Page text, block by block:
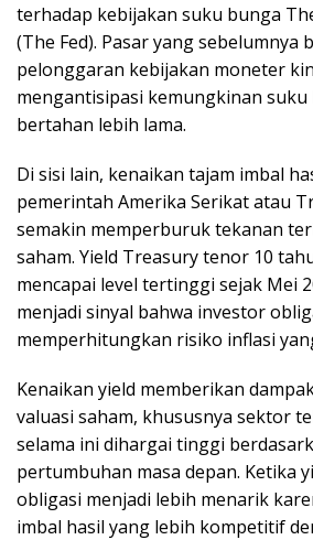
terhadap kebijakan suku bunga
(The Fed). Pasar yang sebelumnya
pelonggaran kebijakan moneter
mengantisipasi kemungkinan
bertahan lebih lama.
Di sisi lain, kenaikan tajam imbal
pemerintah Amerika Serikat atau
semakin memperburuk tekanan
saham. Yield Treasury tenor 10
mencapai level tertinggi sejak Mei
menjadi sinyal bahwa investor
memperhitungkan risiko inflasi
Kenaikan yield memberikan
valuasi saham, khususnya sektor
selama ini dihargai tinggi
pertumbuhan masa depan. Ketika
obligasi menjadi lebih menarik
imbal hasil yang lebih kompetitif